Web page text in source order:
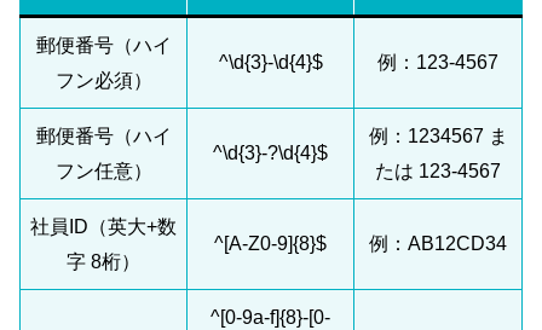
郵便番号（ハイ
フン必須）
^\d{3}-\d{4}$ 例：123-4567
郵便番号（ハイ
フン任意）
^\d{3}-?\d{4}$
例：1234567 ま
たは 123-4567
社員ID（英大+数
字 8桁）
^[A-Z0-9]{8}$ 例：AB12CD34
^[0-9a-f]{8}-[0-